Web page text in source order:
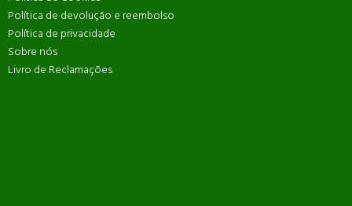
Política de devolução e reembolso
Política de privacidade
Sobre nós
Livro de Reclamações